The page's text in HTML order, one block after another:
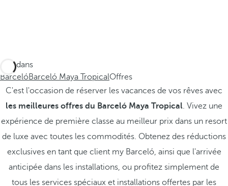
Ces dans
BarcelóBarceló Maya TropicalOffres
C'est l'occasion de réserver les vacances de vos rêves avec
les meilleures offres du Barceló Maya Tropical. Vivez une
expérience de première classe au meilleur prix dans un resort
de luxe avec toutes les commodités. Obtenez des réductions
exclusives en tant que client my Barceló, ainsi que l'arrivée
anticipée dans les installations, ou profitez simplement de
tous les services spéciaux et installations offertes par les